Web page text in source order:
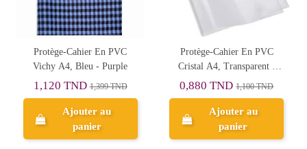
Protège-Cahier En PVC
Vichy A4, Bleu - Purple
1,120 TND1,399 TND
Ajouter au
panier
Protège-Cahier En PVC
Cristal A4, Transparent -
Purple
0,880 TND1,100 TND
Ajouter au
panier